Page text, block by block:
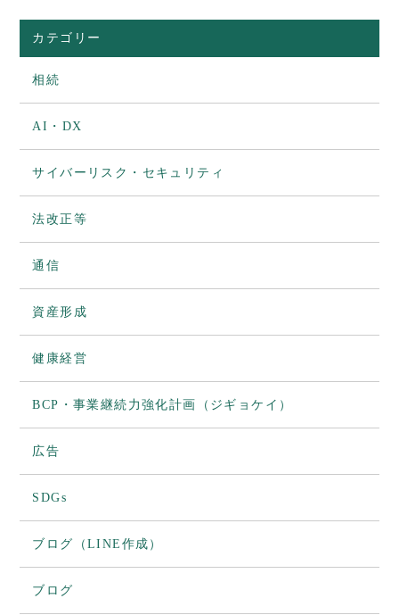
カテゴリー
相続
AI・DX
サイバーリスク・セキュリティ
法改正等
通信
資産形成
健康経営
BCP・事業継続力強化計画（ジギョケイ）
広告
SDGs
ブログ（LINE作成）
ブログ